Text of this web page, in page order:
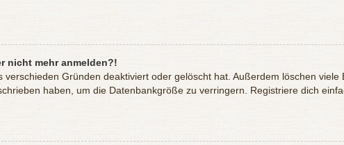
nicht mehr anmelden?!
Gründen deaktiviert oder gelöscht hat. Außerdem löschen viele
haben, um die Datenbankgröße zu verringern. Registriere dich